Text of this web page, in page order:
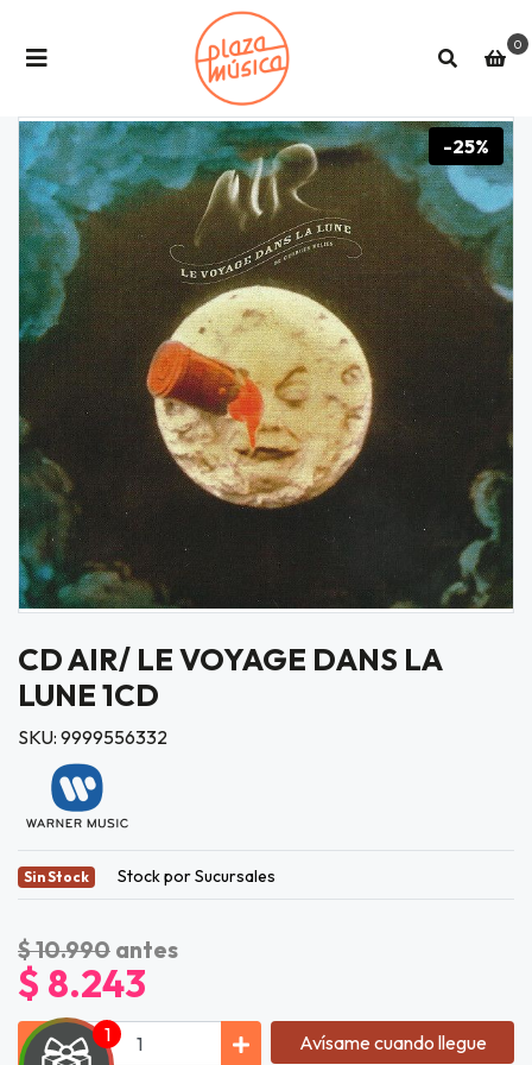
0
-25%
CD AIR/ LE VOYAGE DANS LA
LUNE 1CD
SKU: 9999556332
Sin Stock Stock por Sucursales
$ 10.990 antes
$ 8.243
Avísame cuando llegue